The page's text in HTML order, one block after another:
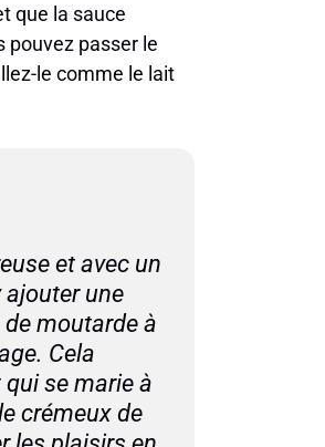
que la sauce
pouvez passer le
le comme le lait
et avec un
ajouter une
moutarde à
Cela
se marie à
crémeux de